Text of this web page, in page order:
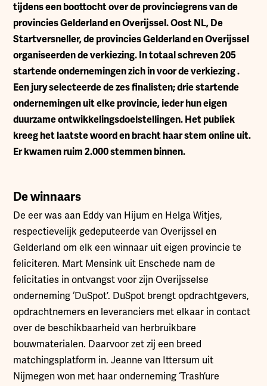
tijdens een boottocht over de provinciegrens van de
provincies Gelderland en Overijssel. Oost NL, De
Startversneller, de provincies Gelderland en Overijssel
organiseerden de verkiezing. In totaal schreven 205
startende ondernemingen zich in voor de verkiezing .
Een jury selecteerde de zes finalisten; drie startende
ondernemingen uit elke provincie, ieder hun eigen
duurzame ontwikkelingsdoelstellingen. Het publiek
kreeg het laatste woord en bracht haar stem online uit.
Er kwamen ruim 2.000 stemmen binnen.
De winnaars
De eer was aan Eddy van Hijum en Helga Witjes,
respectievelijk gedeputeerde van Overijssel en
Gelderland om elk een winnaar uit eigen provincie te
feliciteren. Mart Mensink uit Enschede nam de
felicitaties in ontvangst voor zijn Overijsselse
onderneming ‘DuSpot’. DuSpot brengt opdrachtgevers,
opdrachtnemers en leveranciers met elkaar in contact
over de beschikbaarheid van herbruikbare
bouwmaterialen. Daarvoor zet zij een breed
matchingsplatform in. Jeanne van Ittersum uit
Nijmegen won met haar onderneming ‘Trash’ure